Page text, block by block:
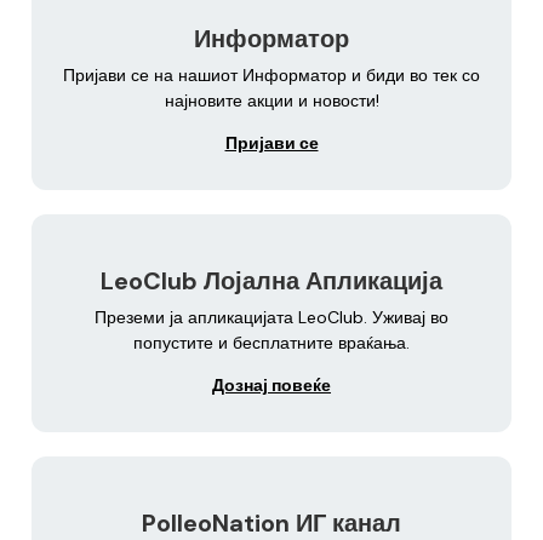
Информатор
Пријави се на нашиот Информатор и биди во тек со
најновите акции и новости!
Пријави се
LeoClub Лојална Апликација
Преземи ја апликацијата LeoClub. Уживај во
попустите и бесплатните враќања.
Дознај повеќе
PolleoNation ИГ канал